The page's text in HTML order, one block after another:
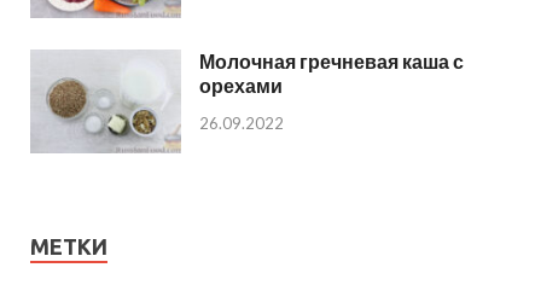
Молочная гречневая каша с
орехами
26.09.2022
МЕТКИ